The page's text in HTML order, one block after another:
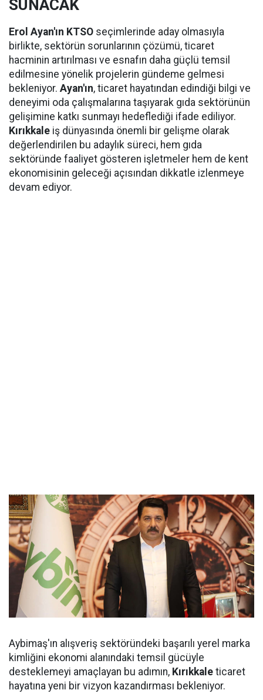
SUNACAK
Erol Ayan'ın KTSO seçimlerinde aday olmasıyla
birlikte, sektörün sorunlarının çözümü, ticaret
hacminin artırılması ve esnafın daha güçlü temsil
edilmesine yönelik projelerin gündeme gelmesi
bekleniyor. Ayan'ın, ticaret hayatından edindiği bilgi ve
deneyimi oda çalışmalarına taşıyarak gıda sektörünün
gelişimine katkı sunmayı hedeflediği ifade ediliyor.
Kırıkkale iş dünyasında önemli bir gelişme olarak
değerlendirilen bu adaylık süreci, hem gıda
sektöründe faaliyet gösteren işletmeler hem de kent
ekonomisinin geleceği açısından dikkatle izlenmeye
devam ediyor.
Aybimaş'ın alışveriş sektöründeki başarılı yerel marka
kimliğini ekonomi alanındaki temsil gücüyle
desteklemeyi amaçlayan bu adımın, Kırıkkale ticaret
hayatına yeni bir vizyon kazandırması bekleniyor.